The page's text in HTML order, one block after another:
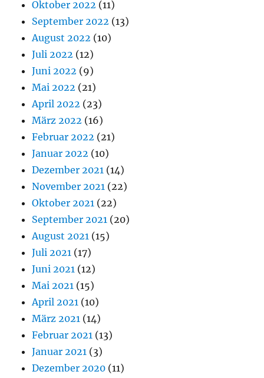
Oktober 2022 (11)
September 2022 (13)
August 2022 (10)
Juli 2022 (12)
Juni 2022 (9)
Mai 2022 (21)
April 2022 (23)
März 2022 (16)
Februar 2022 (21)
Januar 2022 (10)
Dezember 2021 (14)
November 2021 (22)
Oktober 2021 (22)
September 2021 (20)
August 2021 (15)
Juli 2021 (17)
Juni 2021 (12)
Mai 2021 (15)
April 2021 (10)
März 2021 (14)
Februar 2021 (13)
Januar 2021 (3)
Dezember 2020 (11)